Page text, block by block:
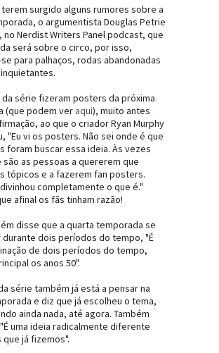
surgido alguns rumores sobre a
o argumentista Douglas Petrie
no Nerdist Writers Panel podcast, que
será sobre o circo, por isso,
para palhaços, rodas abandonadas
da série fizeram posters da próxima
(que podem ver aqui), muito antes
ao que o criador Ryan Murphy
"Eu vi os posters. Não sei onde é que
foram buscar essa ideia. Às vezes
são as pessoas a quererem que
tópicos e a fazerem fan posters.
completamente o que é."
afinal os fãs tinham razão!
disse que a quarta temporada se
durante dois períodos do tempo, "É
de dois períodos do tempo,
os anos 50".
série também já está a pensar na
e diz que já escolheu o tema,
ainda nada, até agora. Também
uma ideia radicalmente diferente
já fizemos".